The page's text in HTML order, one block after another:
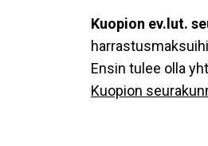
Kuopion ev.lut.
Ensin tulee olla
Kuopion